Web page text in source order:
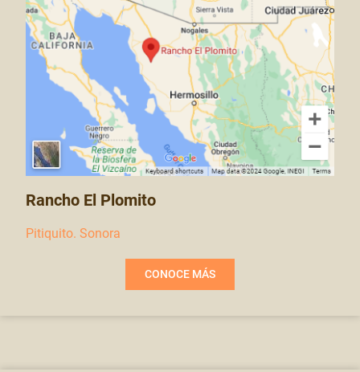
Rancho El Plomito
Pitiquito. Sonora
CONOCE MÁS